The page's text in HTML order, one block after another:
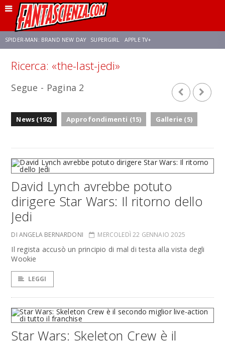
SPIDER-MAN: BRAND NEW DAY SUPERGIRL APPLE TV+
ZENDAYA
Ricerca: «the-last-jedi»
Segue - Pagina 2
News (192) Approfondimenti (15) Gallerie (5)
David Lynch avrebbe potuto
dirigere Star Wars: Il ritorno dello
Jedi
DI ANGELA BERNARDONI MERCOLEDÌ 22 GENNAIO 2025
Il regista accusò un principio di mal di testa alla vista degli
Wookie
LEGGI
Star Wars: Skeleton Crew è il